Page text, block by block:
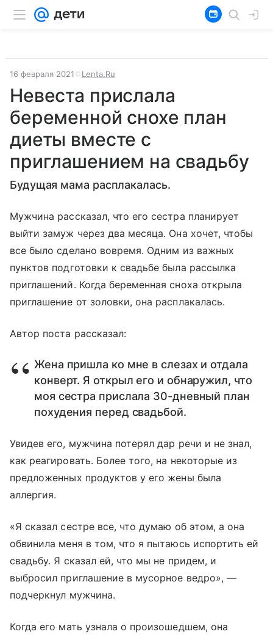
16 февраля 2021 Lenta.Ru
Невеста прислала
беременной снохе план
диеты вместе с
приглашением на свадьбу
Будущая мама расплакалась.
Мужчина рассказал, что его сестра планирует
выйти замуж через два месяца. Она хочет, чтобы
все было сделано вовремя. Одним из важных
пунктов подготовки к свадьбе была рассылка
приглашений. Когда беременная сноха открыла
приглашение от золовки, она расплакалась.
Автор поста рассказал:
Жена пришла ко мне в слезах и отдала
конверт. Я открыл его и обнаружил, что
моя сестра прислала 30-дневный план
похудения перед свадьбой.
Увидев его, мужчина потерял дар речи и не знал,
как реагировать. Более того, на некоторые из
предложенных продуктов у его жены была
аллергия.
«Я сказал сестре все, что думаю об этом, а она
обвинила меня в том, что я пытаюсь испортить ей
свадьбу. Я сказал ей, что мы не придем, и
выбросил приглашение в мусорное ведро», —
подчеркнул мужчина.
Когда его мать узнала о произошедшем, она